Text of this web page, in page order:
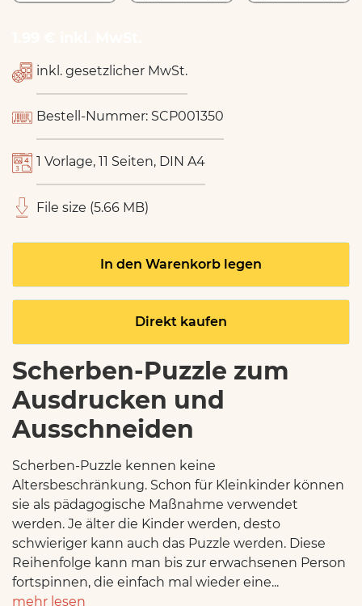
inkl. gesetzlicher MwSt.
Bestell-Nummer: SCP001350
1 Vorlage, 11 Seiten, DIN A4
File size (5.66 MB)
In den Warenkorb legen
Direkt kaufen
Scherben-Puzzle zum
Ausdrucken und
Ausschneiden
Scherben-Puzzle kennen keine
Altersbeschränkung. Schon für Kleinkinder können
sie als pädagogische Maßnahme verwendet
werden. Je älter die Kinder werden, desto
schwieriger kann auch das Puzzle werden. Diese
Reihenfolge kann man bis zur erwachsenen Person
fortspinnen, die einfach mal wieder eine...
mehr lesen